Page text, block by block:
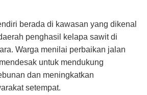
berada di kawasan yang dikenal
penghasil kelapa sawit di
Warga menilai perbaikan jalan
untuk mendukung
dan meningkatkan
setempat.